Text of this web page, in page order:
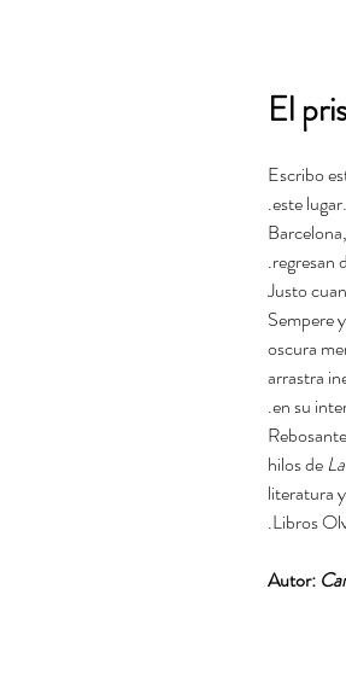
El
Escribo
este
regresan
Justo
Sempere
oscura
arrastra
en su
hilos de
literatura
Libros
Autor: